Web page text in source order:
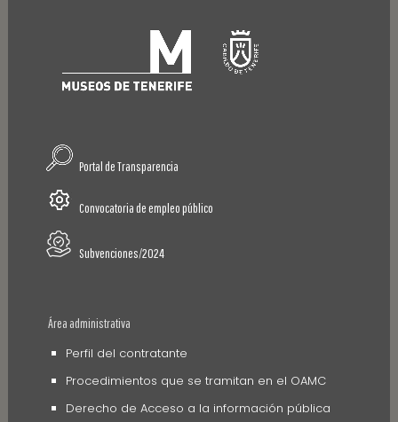
Portal de Transparencia
Convocatoria de empleo público
Subvenciones/2024
Área administrativa
Perfil del contratante
Procedimientos que se tramitan en el OAMC
Derecho de Acceso a la información pública